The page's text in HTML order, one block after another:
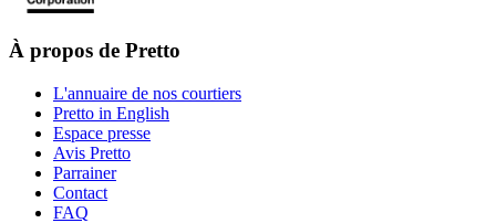
À propos de Pretto
L'annuaire de nos courtiers
Pretto in English
Espace presse
Avis Pretto
Parrainer
Contact
FAQ